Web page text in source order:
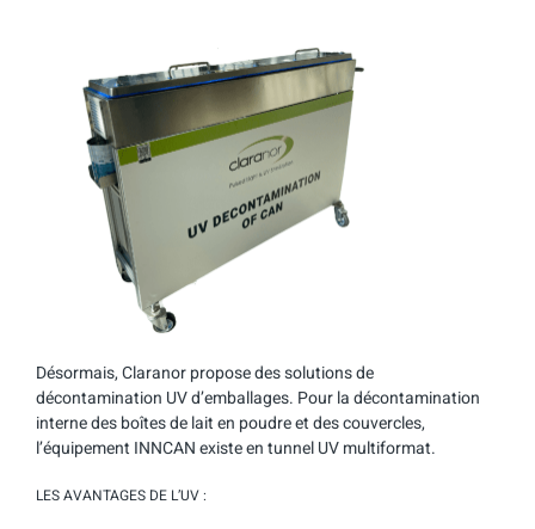
Désormais, Claranor propose des solutions de
décontamination UV d’emballages. Pour la décontamination
interne des boîtes de lait en poudre et des couvercles,
l’équipement INNCAN existe en tunnel UV multiformat.
LES AVANTAGES DE L’UV :